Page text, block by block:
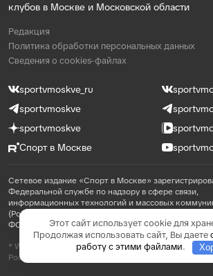
клубов в Москве и Московской области
Редакция
Политика обработки персональных данных
Сведения о cookies-файлах
sportvmoskve_ru
sportvmoskve
sportvmoskve
Спорт в Москве
Сетевое издание «Спорт в Москве»
Федеральной службе по надзору в сфере связи,
информационных технологий и массовых
(Роскомнадзор) 31 августа 2021 года, реестровая
ФС 77 - 81769
* WhatsApp принадлежит компании Meta, которая
России экстремистской и запрещена
Этот сайт использует cookie для
Продолжая использовать сайт, Вы даете
работу с этими файлами.